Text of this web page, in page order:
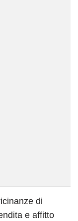
di
e affitto